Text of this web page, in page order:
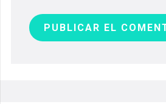
PUBLICAR EL